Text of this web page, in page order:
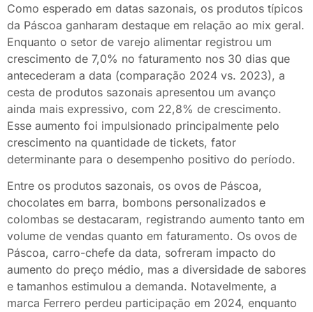
Como esperado em datas sazonais, os produtos típicos
da Páscoa ganharam destaque em relação ao mix geral.
Enquanto o setor de varejo alimentar registrou um
crescimento de 7,0% no faturamento nos 30 dias que
antecederam a data (comparação 2024 vs. 2023), a
cesta de produtos sazonais apresentou um avanço
ainda mais expressivo, com 22,8% de crescimento.
Esse aumento foi impulsionado principalmente pelo
crescimento na quantidade de tickets, fator
determinante para o desempenho positivo do período.​
Entre os produtos sazonais, os ovos de Páscoa,
chocolates em barra, bombons personalizados e
colombas se destacaram, registrando aumento tanto em
volume de vendas quanto em faturamento. Os ovos de
Páscoa, carro-chefe da data, sofreram impacto do
aumento do preço médio, mas a diversidade de sabores
e tamanhos estimulou a demanda. Notavelmente, a
marca Ferrero perdeu participação em 2024, enquanto